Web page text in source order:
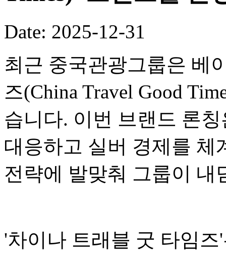
Date: 2025-12-31
최근 중국관광그룹은 베
즈(China Travel Good
습니다. 이번 브랜드 론
대응하고 실버 경제를 체
전략에 발맞춰 그룹이 내
'차이나 트래블 굿 타임